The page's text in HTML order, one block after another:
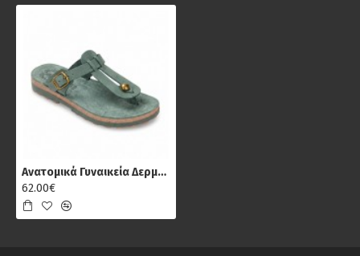
Ανατομικά Γυναικεία Δερμάτινα Σανδάλια Fantasy S9004 Mirabella, Πράσινο
62.00€